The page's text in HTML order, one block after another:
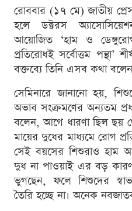
রোববার (১৭ মে) জাতীয়
হলে ডক্টরস
আয়োজিত ‘হাম ও
প্রতিরোধই সর্বোত্তম পন্থা’
বক্তব্যে তিনি এসব কথা
সেমিনারে জানানো হয়,
অভাব সংক্রমণের অন্যতম
বলেন, আগে ধারণা ছিল ছয়
মায়ের দুধের মাধ্যমে রোগ
সেই বয়সের শিশুরাও হাম
দুধ না পাওয়াই এর বড়
ভুগছেন, ফলে শিশুদের
তৈরি হচ্ছে না। অনেক